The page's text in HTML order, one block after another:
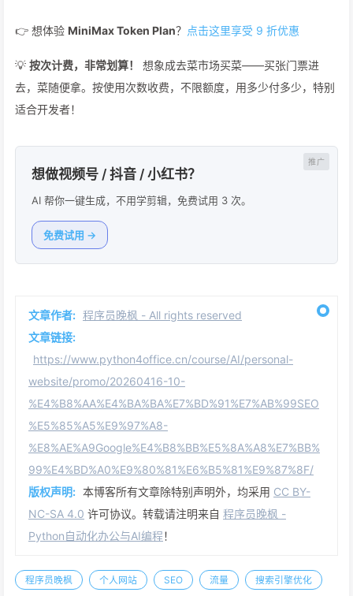
👉 想体验 MiniMax Token Plan？ 点击这里享受 9 折优惠
💡 按次计费，非常划算！
想象成去菜市场买菜——买张门票进
去，菜随便拿。按使用次数收费，不限额度，用多少付多少，特别
适合开发者！
想做视频号 / 抖音 / 小红书？
AI 帮你一键生成，不用学剪辑，免费试用 3 次。
免费试用 →
文章作者: 程序员晚枫 - All rights reserved
文章链接:
https://www.python4office.cn/course/AI/personal-
website/promo/20260416-10-
%E4%B8%AA%E4%BA%BA%E7%BD%91%E7%AB%99SEO
%E5%85%A5%E9%97%A8-
%E8%AE%A9Google%E4%B8%BB%E5%8A%A8%E7%BB%
99%E4%BD%A0%E9%80%81%E6%B5%81%E9%87%8F/
版权声明: 本博客所有文章除特别声明外，均采用 CC BY-
NC-SA 4.0 许可协议。转载请注明来自 程序员晚枫 -
Python自动化办公与AI编程！
程序员晚枫 个人网站 SEO 流量 搜索引擎优化